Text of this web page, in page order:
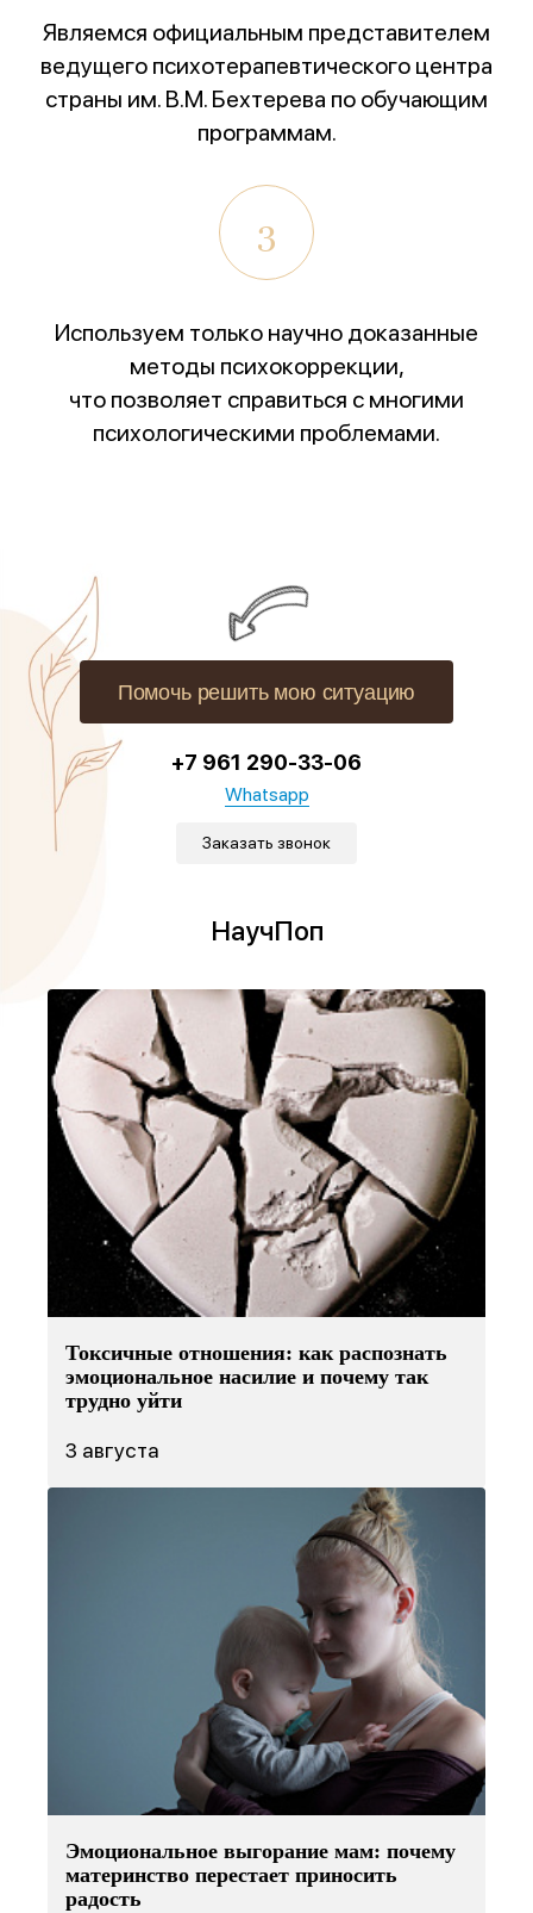
«Феникс: Призвание и Мастерство».
Организаторы:Министерство Здравоохранения и
(2025г.)
Благодарим всех, кто принимал участие в нашем
развитии!
Являемся официальным представителем
ведущего психотерапевтического центра
страны им. В.М. Бехтерева по обучающим
программам.
3
Используем только научно доказанные
методы психокоррекции,
что позволяет справиться с многими
психологическими проблемами.
Помочь решить мою ситуацию
+7 961 290-33-06
Whatsapp
Заказать звонок
НаучПоп
Токсичные отношения: как распознать
эмоциональное насилие и почему так
трудно уйти
3 августа
Эмоциональное выгорание мам: почему
материнство перестает приносить
радость